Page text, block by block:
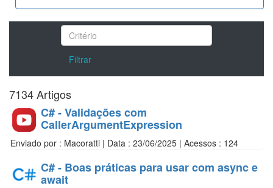
Filtrar
7134 Artigos
C# - Validações com
CallerArgumentExpression
Enviado por : Macoratti | Data : 23/06/2025 | Acessos : 124
C# - Boas práticas para usar com async e
await